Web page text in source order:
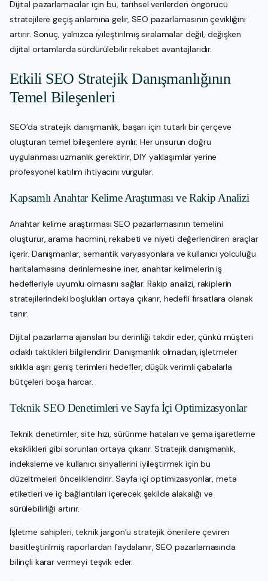
Dijital pazarlamacılar için bu, tarihsel verilerden öngörücü
stratejilere geçiş anlamına gelir, SEO pazarlamasının çevikliğini
artırır. Sonuç, yalnızca iyileştirilmiş sıralamalar değil, değişken
dijital ortamlarda sürdürülebilir rekabet avantajlarıdır.
Etkili SEO Stratejik Danışmanlığının
Temel Bileşenleri
SEO’da stratejik danışmanlık, başarı için tutarlı bir çerçeve
oluşturan temel bileşenlere ayrılır. Her unsurun doğru
uygulanması uzmanlık gerektirir, DIY yaklaşımlar yerine
profesyonel katılım ihtiyacını vurgular.
Kapsamlı Anahtar Kelime Araştırması ve Rakip Analizi
Anahtar kelime araştırması SEO pazarlamasının temelini
oluşturur, arama hacmini, rekabeti ve niyeti değerlendiren araçlar
içerir. Danışmanlar, semantik varyasyonlara ve kullanıcı yolculuğu
haritalamasına derinlemesine iner, anahtar kelimelerin iş
hedefleriyle uyumlu olmasını sağlar. Rakip analizi, rakiplerin
stratejilerindeki boşlukları ortaya çıkarır, hedefli fırsatlara olanak
tanır.
Dijital pazarlama ajansları bu derinliği takdir eder, çünkü müşteri
odaklı taktikleri bilgilendirir. Danışmanlık olmadan, işletmeler
sıklıkla aşırı geniş terimleri hedefler, düşük verimli çabalarla
bütçeleri boşa harcar.
Teknik SEO Denetimleri ve Sayfa İçi Optimizasyonlar
Teknik denetimler, site hızı, sürünme hataları ve şema işaretleme
eksiklikleri gibi sorunları ortaya çıkarır. Stratejik danışmanlık,
indeksleme ve kullanıcı sinyallerini iyileştirmek için bu
düzeltmeleri önceliklendirir. Sayfa içi optimizasyonlar, meta
etiketleri ve iç bağlantıları içerecek şekilde alakalığı ve
sürülebilirliği artırır.
İşletme sahipleri, teknik jargon’u stratejik önerilere çeviren
basitleştirilmiş raporlardan faydalanır, SEO pazarlamasında
bilinçli karar vermeyi teşvik eder.